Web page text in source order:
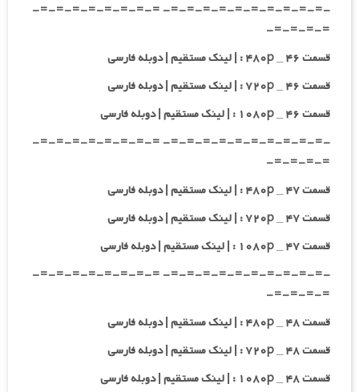
-=-=-=-=-=-=-=-=-=-=- =-=-=-=-=-=-=-=-
=-=-=-=-
قسمت ۴۶ _ ۴۸۰p : | لینک مستقیم | دوبله فارسی
قسمت ۴۶ _ ۷۲۰p : | لینک مستقیم | دوبله فارسی
قسمت ۴۶ _ ۱۰۸۰p : | لینک مستقیم | دوبله فارسی
-=-=-=-=-=-=-=-=-=-=- =-=-=-=-=-=-=-=-
=-=-=-=-
قسمت ۴۷ _ ۴۸۰p : | لینک مستقیم | دوبله فارسی
قسمت ۴۷ _ ۷۲۰p : | لینک مستقیم | دوبله فارسی
قسمت ۴۷ _ ۱۰۸۰p : | لینک مستقیم | دوبله فارسی
-=-=-=-=-=-=-=-=-=-=- =-=-=-=-=-=-=-=-
=-=-=-=-
قسمت ۴۸ _ ۴۸۰p : | لینک مستقیم | دوبله فارسی
قسمت ۴۸ _ ۷۲۰p : | لینک مستقیم | دوبله فارسی
قسمت ۴۸ _ ۱۰۸۰p : | لینک مستقیم | دوبله فارسی